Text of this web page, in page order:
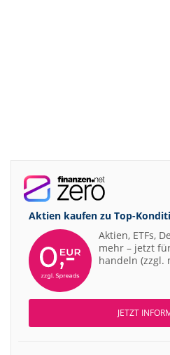
Aktien kaufen zu Top-
Aktien, ETFs,
mehr – jetzt
handeln (zzgl.
JETZT